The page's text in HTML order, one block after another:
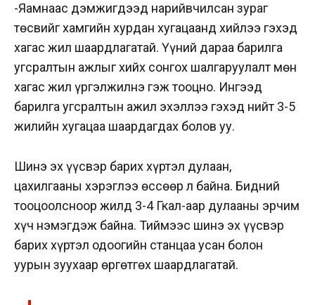
-Яамнаас дэмжигдээд нарийвчилсан зураг
төсвийг хамгийн хурдан хугацаанд хийлээ гэхэд
хагас жил шаардлагатай. Үүний дараа барилга
угсралтын ажлыг хийх сонгох шалгаруулалт мөн
хагас жил үргэлжилнэ гэж тооцно. Ингээд
барилга угсралтын ажил эхэллээ гэхэд нийт 3-5
жилийн хугацаа шаардагдах болов уу.
Шинэ эх үүсвэр барих хүртэл дулаан,
цахилгааны хэрэглээ өссөөр л байна. Бидний
тооцоолсноор жилд 3-4 Гкал-аар дулааны эрчим
хүч нэмэгдэж байна. Тиймээс шинэ эх үүсвэр
барих хүртэл одоогийн станцаа усан болон
уурын зуухаар өргөтгөх шаардлагатай.